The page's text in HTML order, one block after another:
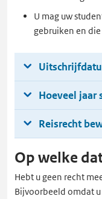
U mag uw
gebruiken en
Hoeveel jaar
Reisrecht
Op welke
Hebt u geen recht
Bijvoorbeeld omdat